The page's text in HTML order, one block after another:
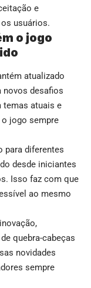
e
usuários.
o jogo
atualizado
novos desafios
temas atuais e
o jogo sempre
para diferentes
desde iniciantes
Isso faz com que
ao mesmo
quebra-cabeças
novidades
sempre